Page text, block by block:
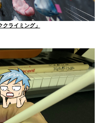
ライミング」